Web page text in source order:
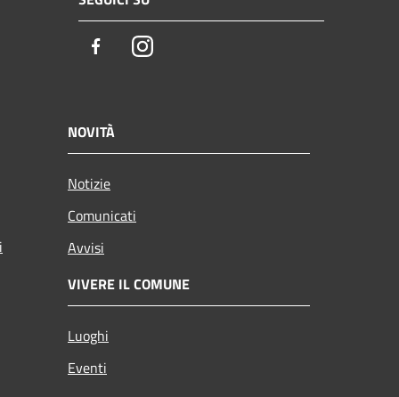
FacebookInstagram
NOVITÀ
Notizie
Comunicati
Avvisi
VIVERE IL COMUNE
Luoghi
Eventi